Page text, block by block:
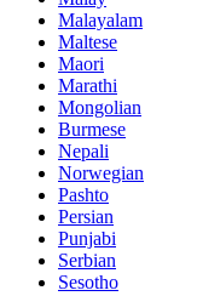
Malayalam
Maltese
Maori
Marathi
Mongolian
Burmese
Nepali
Norwegian
Pashto
Persian
Punjabi
Serbian
Sesotho